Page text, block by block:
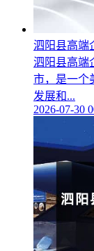
泗阳县高端
泗阳县高端
市，是一个
发展和...
2026-07-30